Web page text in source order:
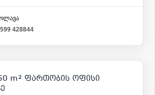
428844
2 400 | m² 16
m² ფართობის ოფისი